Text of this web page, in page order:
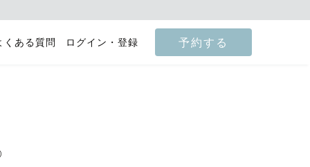
くある質問 ログイン・登録 予約する